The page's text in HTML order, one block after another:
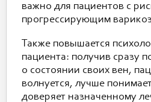
важно для пациентов с
прогрессирующим
Также повышается
пациента: получив сразу
о состоянии своих вен,
волнуется, лучше
доверяет назначенному